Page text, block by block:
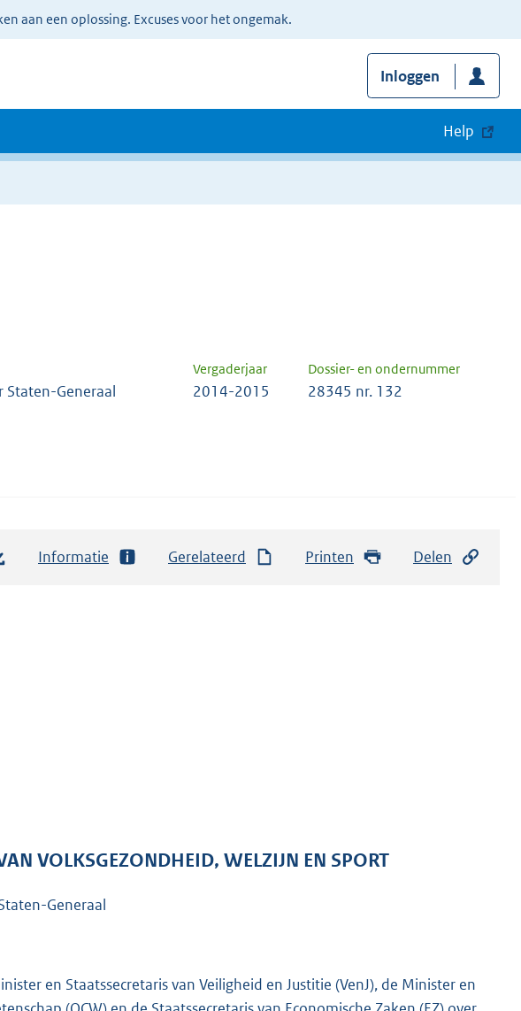
aan een oplossing. Excuses voor het ongemak.
Inloggen
Help
Vergaderjaar Dossier- en ondernummer
Staten-Generaal 2014-2015 28345 nr. 132
Informatie Gerelateerd Printen Delen
VOLKSGEZONDHEID, WELZIJN EN SPORT
Generaal
en Staatssecretaris van Veiligheid en Justitie (VenJ), de Minister en